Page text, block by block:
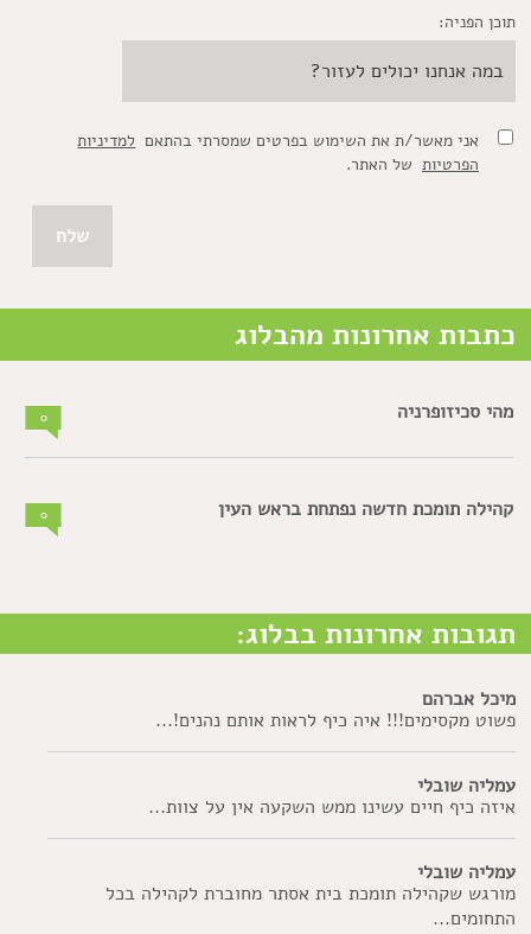
תוכן הפניה:
אני מאשר/ת את השימוש בפרטים שמסרתי בהתאם למדיניות
הפרטיותשל האתר.
כתבות אחרונות מהבלוג
מהי סכיזופרניה
קהילה תומכת חדשה נפתחת בראש העין
תגובות אחרונות בבלוג:
מיכל אברהם
פשוט מקסימים!!! איה כיף לראות אותם נהנים!...
עמליה שובלי
איזה כיף חיים עשינו ממש השקעה אין על צוות...
עמליה שובלי
מורגש שקהילה תומכת בית אסתר מחוברת לקהילה בכל
התחומים...